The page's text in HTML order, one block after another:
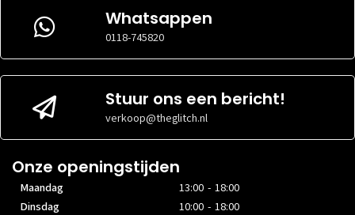
MAXIMALE
32 cm
RADIATORFORMAAT
MAXIMALE
MAXIMALE
VOEDINGGROOTTE
Whatsappen
0118-745820
Stuur ons een bericht!
verkoop@theglitch.nl
Onze openingstijden
Maandag
13:00 - 18:00
Dinsdag
10:00 - 18:00